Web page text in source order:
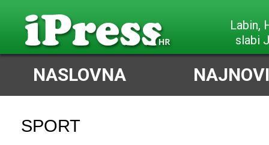
slabi
NASLOVNA
SPORT